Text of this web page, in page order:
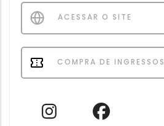
ACESSAR O SITE
COMPRA DE INGRESSOS